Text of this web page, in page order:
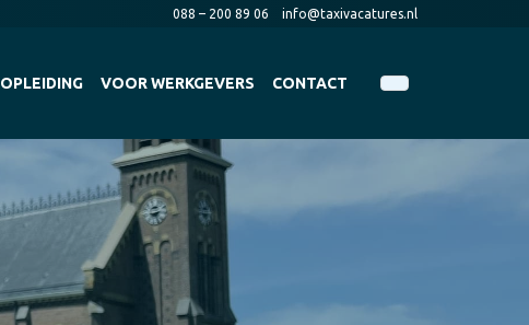
088 – 200 89 06 info@taxivacatures.nl
OPLEIDING VOOR WERKGEVERS CONTACT